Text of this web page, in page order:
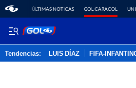
ÚLTIMAS NOTICAS GOL CARACOL
Tendencias: LUIS DÍAZ FIFA-